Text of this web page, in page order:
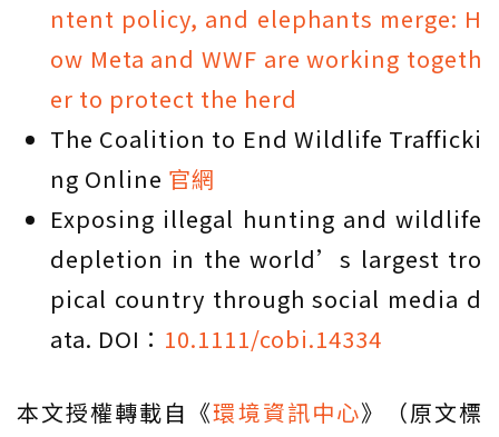
ntent policy, and elephants merge: H
ow Meta and WWF are working togeth
er to protect the herd
The Coalition to End Wildlife Trafficki
ng Online 官網
Exposing illegal hunting and wildlife
depletion in the world’s largest tro
pical country through social media d
ata. DOI： 10.1111/cobi.14334
本文授權轉載自《環境資訊中心》（原文標